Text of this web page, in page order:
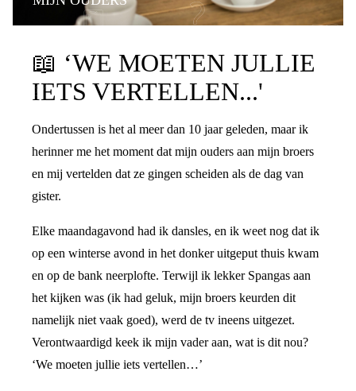
📖 ‘WE MOETEN JULLIE
IETS VERTELLEN...'
Ondertussen is het al meer dan 10 jaar geleden, maar ik
herinner me het moment dat mijn ouders aan mijn broers
en mij vertelden dat ze gingen scheiden als de dag van
gister.
Elke maandagavond had ik dansles, en ik weet nog dat ik
op een winterse avond in het donker uitgeput thuis kwam
en op de bank neerplofte. Terwijl ik lekker Spangas aan
het kijken was (ik had geluk, mijn broers keurden dit
namelijk niet vaak goed), werd de tv ineens uitgezet.
Verontwaardigd keek ik mijn vader aan, wat is dit nou?
‘We moeten jullie iets vertellen…’